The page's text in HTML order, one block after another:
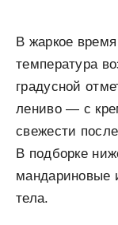
В жаркое время
температура
градусной
лениво — с
свежести
В подборке
мандариновые
тела.